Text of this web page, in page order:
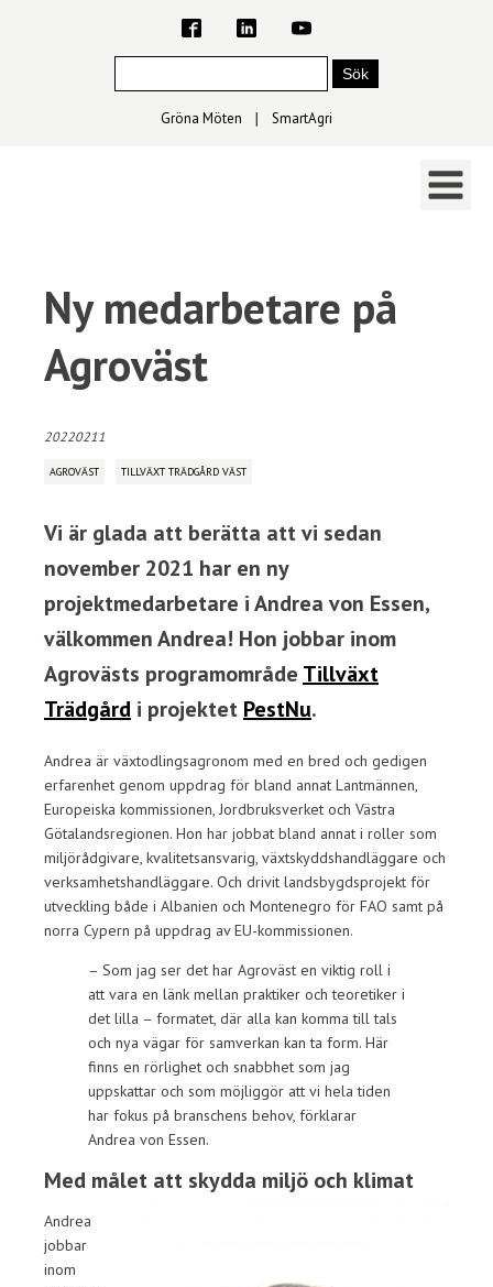
Gröna Möten ∣ SmartAgri
Ny medarbetare på
Agroväst
20220211
AGROVÄST TILLVÄXT TRÄDGÅRD VÄST
Vi är glada att berätta att vi sedan
november 2021 har en ny
projektmedarbetare i Andrea von Essen,
välkommen Andrea! Hon jobbar inom
Agrovästs programområde Tillväxt
Trädgård i projektet PestNu.
Andrea är växtodlingsagronom med en bred och gedigen
erfarenhet genom uppdrag för bland annat Lantmännen,
Europeiska kommissionen, Jordbruksverket och Västra
Götalandsregionen. Hon har jobbat bland annat i roller som
miljörådgivare, kvalitetsansvarig, växtskyddshandläggare och
verksamhetshandläggare. Och drivit landsbygdsprojekt för
utveckling både i Albanien och Montenegro för FAO samt på
norra Cypern på uppdrag av EU-kommissionen.
– Som jag ser det har Agroväst en viktig roll i
att vara en länk mellan praktiker och teoretiker i
det lilla – formatet, där alla kan komma till tals
och nya vägar för samverkan kan ta form. Här
finns en rörlighet och snabbhet som jag
uppskattar och som möjliggör att vi hela tiden
har fokus på branschens behov, förklarar
Andrea von Essen.
Med målet att skydda miljö och klimat
Andrea
jobbar
inom